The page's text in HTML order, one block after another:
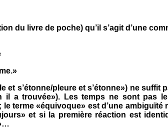
du livre de poche) qu’il s’agit d’une
et s’étonne/pleure et s’étonne») ne
a trouvée»). Les temps ne sont pas
; le terme «équivoque» est d’une
et si la première réaction est